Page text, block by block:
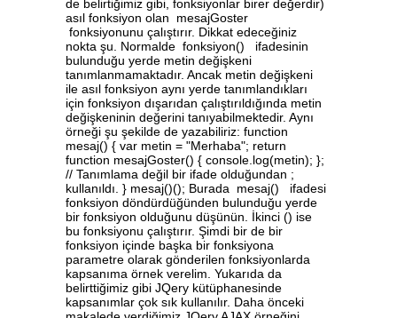
de belirtiğimiz gibi, fonksiyonlar birer değerdir)
asıl fonksiyon olan mesajGoster
fonksiyonunu çalıştırır. Dikkat edeceğiniz
nokta şu. Normalde fonksiyon() ifadesinin
bulunduğu yerde metin değişkeni
tanımlanmamaktadır. Ancak metin değişkeni
ile asıl fonksiyon aynı yerde tanımlandıkları
için fonksiyon dışarıdan çalıştırıldığında metin
değişkeninin değerini tanıyabilmektedir. Aynı
örneği şu şekilde de yazabiliriz: function
mesaj() { var metin = "Merhaba"; return
function mesajGoster() { console.log(metin); };
// Tanımlama değil bir ifade olduğundan ;
kullanıldı. } mesaj()(); Burada mesaj() ifadesi
fonksiyon döndürdüğünden bulunduğu yerde
bir fonksiyon olduğunu düşünün. İkinci () ise
bu fonksiyonu çalıştırır. Şimdi bir de bir
fonksiyon içinde başka bir fonksiyona
parametre olarak gönderilen fonksiyonlarda
kapsanıma örnek verelim. Yukarıda da
belirttiğimiz gibi JQery kütüphanesinde
kapsanımlar çok sık kullanılır. Daha önceki